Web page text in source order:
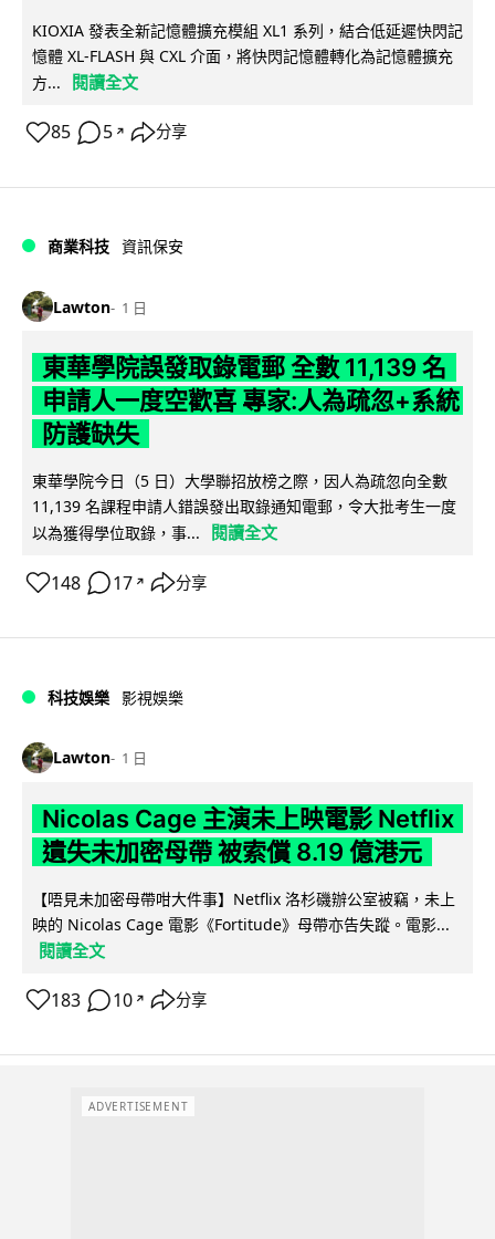
KIOXIA 發表全新記憶體擴充模組 XL1 系列，結合低延遲快閃記
憶體 XL-FLASH 與 CXL 介面，將快閃記憶體轉化為記憶體擴充
方...
閱讀全文
85 5 ↗ 分享
商業科技 資訊保安
Lawton 1 日
東華學院誤發取錄電郵 全數 11,139 名
申請人一度空歡喜 專家:人為疏忽+系統
防護缺失
東華學院今日（5 日）大學聯招放榜之際，因人為疏忽向全數
11,139 名課程申請人錯誤發出取錄通知電郵，令大批考生一度
以為獲得學位取錄，事...
閱讀全文
148 17 ↗ 分享
科技娛樂 影視娛樂
Lawton 1 日
Nicolas Cage 主演未上映電影 Netflix
遺失未加密母帶 被索償 8.19 億港元
【唔見未加密母帶咁大件事】Netflix 洛杉磯辦公室被竊，未上
映的 Nicolas Cage 電影《Fortitude》母帶亦告失蹤。電影...
閱讀全文
183 10 ↗ 分享
ADVERTISEMENT